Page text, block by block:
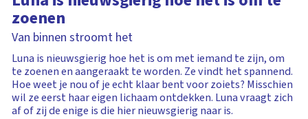
zoenen
Van binnen stroomt het
Luna is nieuwsgierig hoe het is om met iemand te zijn, om
te zoenen en aangeraakt te worden. Ze vindt het spannend.
Hoe weet je nou of je echt klaar bent voor zoiets? Misschien
wil ze eerst haar eigen lichaam ontdekken. Luna vraagt zich
af of zij de enige is die hier nieuwsgierig naar is.